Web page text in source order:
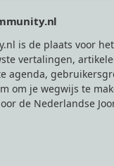
is de plaats voor
vertalingen,
agenda,
om je wegwijs te
de Nederlandse